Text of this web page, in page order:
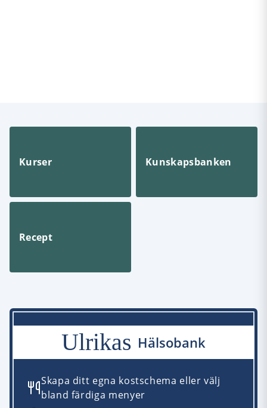
Kurser Kunskapsbanken
Recept
Ulrikas Hälsobank
Skapa ditt egna kostschema eller välj
bland färdiga menyer